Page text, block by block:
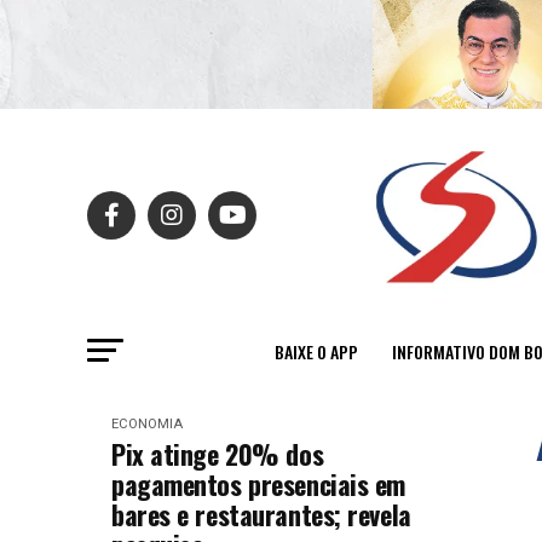
BAIXE O APP INFORMATIVO DOM
ECONOMIA
Pix atinge 20% dos
pagamentos presenciais em
bares e restaurantes; revela